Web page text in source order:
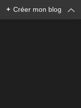
+ Créer mon blog